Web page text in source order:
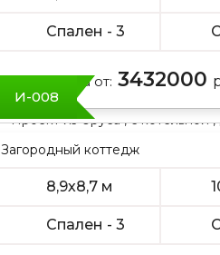
Спален - 3
Цена от: 3432000
Проект из бруса , с котельной
И-008
Загородный коттедж
8,9х8,7 м
Спален - 3